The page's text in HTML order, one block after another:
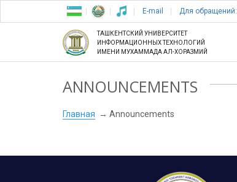
E-mail Для обращений:
ТАШКЕНТСКИЙ УНИВЕРСИТЕТ
ИНФОРМАЦИОННЫХ ТЕХНОЛОГИЙ
ИМЕНИ МУХАММАДА АЛ-ХОРАЗМИЙ
ANNOUNCEMENTS
Главная Announcements